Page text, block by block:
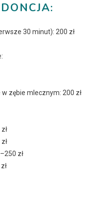
30 minut): 200 zł
zębie mlecznym: 200 zł
zł